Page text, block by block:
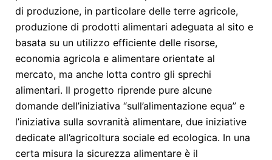
di produzione, in particolare delle terre agricole,
produzione di prodotti alimentari adeguata al sito e
basata su un utilizzo efficiente delle risorse,
economia agricola e alimentare orientate al
mercato, ma anche lotta contro gli sprechi
alimentari. Il progetto riprende pure alcune
domande dell’iniziativa “sull’alimentazione equa” e
l’iniziativa sulla sovranità alimentare, due iniziative
dedicate all’agricoltura sociale ed ecologica. In una
certa misura la sicurezza alimentare è il